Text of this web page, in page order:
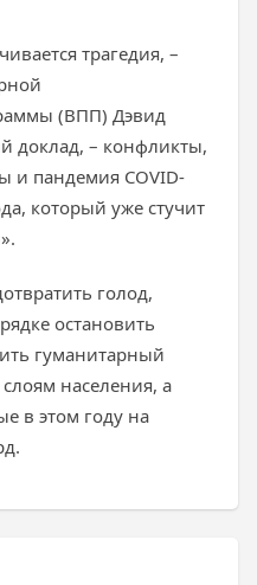
трагедия, –
(ВПП) Дэвид
доклад, – конфликты,
и пандемия COVID-
который уже стучит
голод,
остановить
гуманитарный
населения, а
в этом году на